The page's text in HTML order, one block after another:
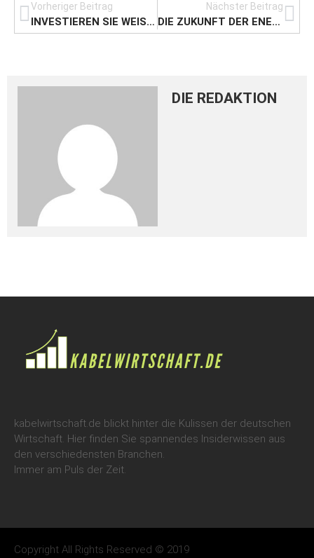
Vorheriger Beitrag
INVESTIEREN SIE WEISE: DIE BEDEUTUNG DER WOHNGEGEND BEWERTUNG FÜR LANGFRISTIGEN IMMOBILIENERFOLG
Nächster Beitrag
DIE ZUKUNFT DER ENERGIEGEWINNUNG: SOLARANLAGEN FÜR EINFAMILIENHÄUSER
DIE REDAKTION
kabelwirtschaft.de blickt hinter die Kulissen der deutschen
Wirtschaft. Hier finden Sie spannendes Insiderwissen aus
den verschiedensten Branchen.
Immer am Puls der Zeit.
Copyright All Rights Reserved © 2019